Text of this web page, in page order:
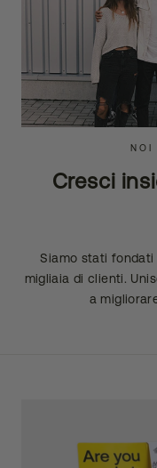
NOI
Cresci
Siamo stati fondati
migliaia di clienti.
a